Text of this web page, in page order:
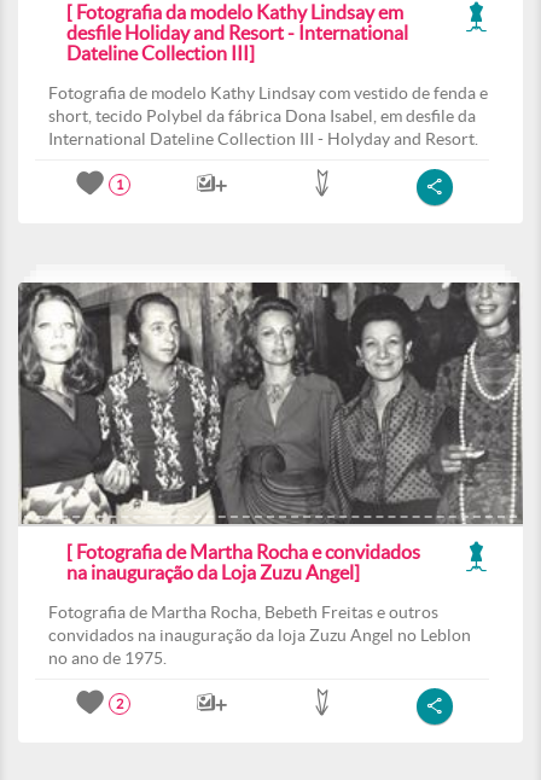
[ Fotografia da modelo Kathy Lindsay em
desfile Holiday and Resort - International
Dateline Collection III]
Fotografia de modelo Kathy Lindsay com vestido de fenda e
short, tecido Polybel da fábrica Dona Isabel, em desfile da
International Dateline Collection III - Holyday and Resort.
1
[ Fotografia de Martha Rocha e convidados
na inauguração da Loja Zuzu Angel]
Fotografia de Martha Rocha, Bebeth Freitas e outros
convidados na inauguração da loja Zuzu Angel no Leblon
no ano de 1975.
2